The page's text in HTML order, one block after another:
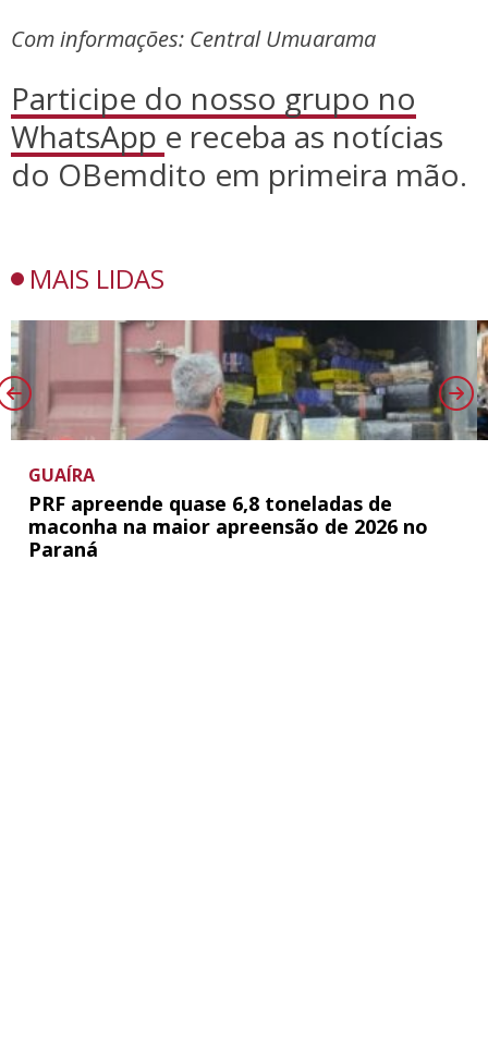
Com informações: Central Umuarama
Participe do nosso grupo no
WhatsApp e receba as notícias
do OBemdito em primeira mão.
MAIS LIDAS
GUAÍRA
PRF apreende quase 6,8 toneladas de
maconha na maior apreensão de 2026 no
Paraná